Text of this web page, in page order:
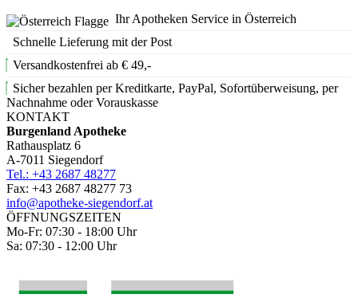
Ihr Apotheken Service in Österreich
Schnelle Lieferung mit der Post
Versandkostenfrei ab € 49,-
Sicher bezahlen per Kreditkarte, PayPal, Sofortüberweisung, per
Nachnahme oder Vorauskasse
KONTAKT
Burgenland Apotheke
Rathausplatz 6
A-7011 Siegendorf
Tel.: +43 2687 48277
Fax: +43 2687 48277 73
info@apotheke-siegendorf.at
ÖFFNUNGSZEITEN
Mo-Fr: 07:30 - 18:00 Uhr
Sa: 07:30 - 12:00 Uhr